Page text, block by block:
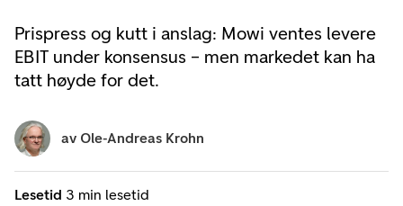
Prispress og kutt i anslag: Mowi ventes levere
EBIT under konsensus – men markedet kan ha
tatt høyde for det.
Lesetid 3 min lesetid
av Ole-Andreas Krohn